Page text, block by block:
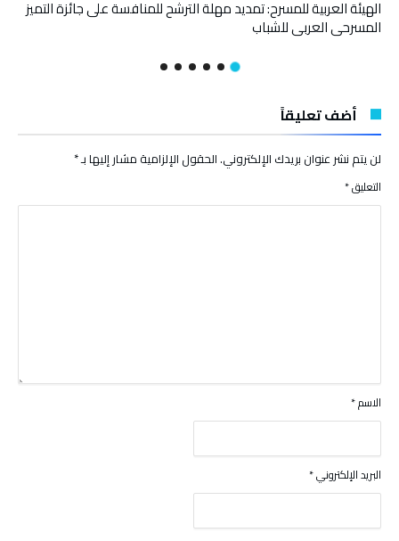
الهيئة العربية للمسرح: تمديد مهلة الترشح للمنافسة على جائزة التميز
المسرحي العربي للشباب
أضف تعليقاً
لن يتم نشر عنوان بريدك الإلكتروني.الحقول الإلزامية مشار إليها بـ*
التعليق*
الاسم*
البريد الإلكتروني*